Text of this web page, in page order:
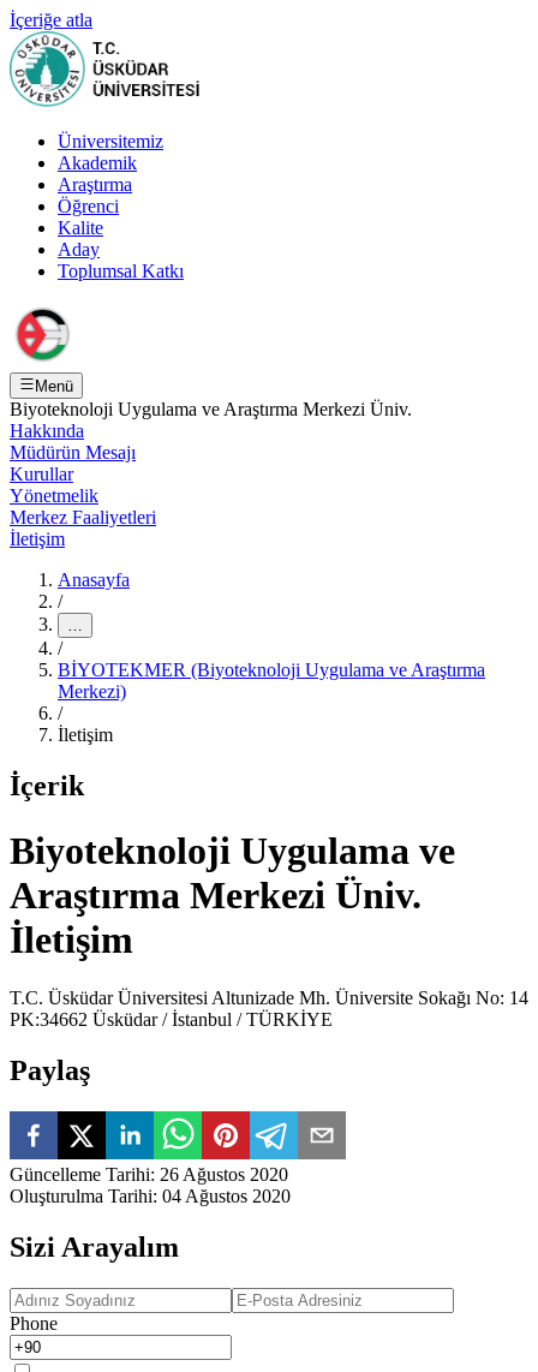
İçeriğe atla
Üniversitemiz
Akademik
Araştırma
Öğrenci
Kalite
Aday
Toplumsal Katkı
Menü
Biyoteknoloji Uygulama ve Araştırma Merkezi Üniv.
Hakkında
Müdürün Mesajı
Kurullar
Yönetmelik
Merkez Faaliyetleri
İletişim
Anasayfa
/
…
/
BİYOTEKMER (Biyoteknoloji Uygulama ve Araştırma
Merkezi)
/
İletişim
İçerik
Biyoteknoloji Uygulama ve
Araştırma Merkezi Üniv.
İletişim
T.C. Üsküdar Üniversitesi Altunizade Mh. Üniversite Sokağı No: 14
PK:34662 Üsküdar / İstanbul / TÜRKİYE
Paylaş
Güncelleme Tarihi: 26 Ağustos 2020
Oluşturulma Tarihi: 04 Ağustos 2020
Sizi Arayalım
Phone